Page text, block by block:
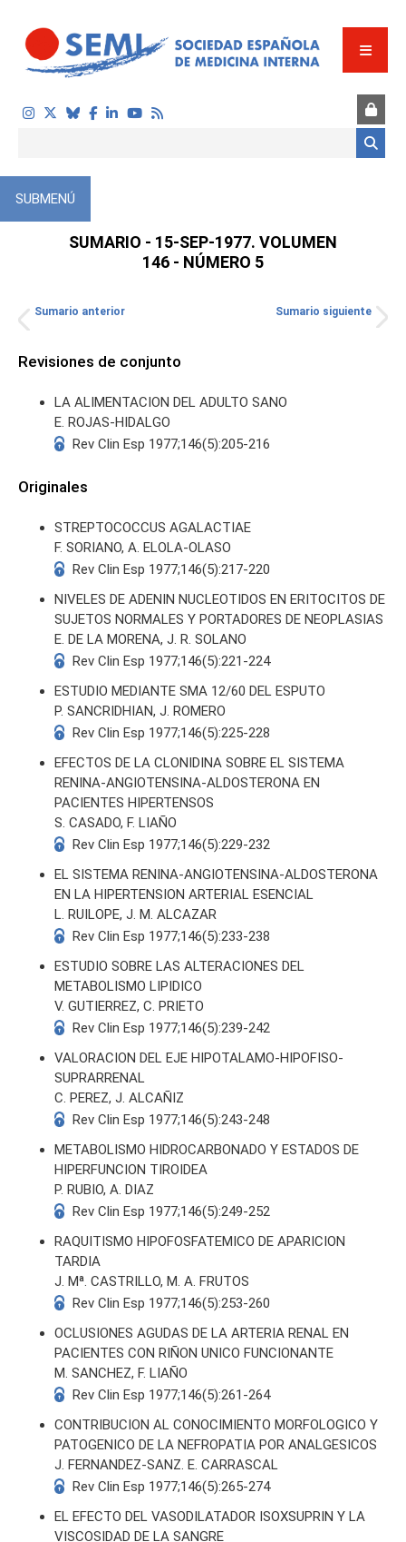
SUMARIO - 15-SEP-1977. VOLUMEN
146 - NÚMERO 5
SUBMENÚ
Sumario anterior Sumario siguiente
Revisiones de conjunto
LA ALIMENTACION DEL ADULTO SANO
E. ROJAS-HIDALGO
Rev Clin Esp 1977;146(5):205-216
Originales
STREPTOCOCCUS AGALACTIAE
F. SORIANO, A. ELOLA-OLASO
Rev Clin Esp 1977;146(5):217-220
NIVELES DE ADENIN NUCLEOTIDOS EN ERITOCITOS DE
SUJETOS NORMALES Y PORTADORES DE NEOPLASIAS
E. DE LA MORENA, J. R. SOLANO
Rev Clin Esp 1977;146(5):221-224
ESTUDIO MEDIANTE SMA 12/60 DEL ESPUTO
P. SANCRIDHIAN, J. ROMERO
Rev Clin Esp 1977;146(5):225-228
EFECTOS DE LA CLONIDINA SOBRE EL SISTEMA
RENINA-ANGIOTENSINA-ALDOSTERONA EN
PACIENTES HIPERTENSOS
S. CASADO, F. LIAÑO
Rev Clin Esp 1977;146(5):229-232
EL SISTEMA RENINA-ANGIOTENSINA-ALDOSTERONA
EN LA HIPERTENSION ARTERIAL ESENCIAL
L. RUILOPE, J. M. ALCAZAR
Rev Clin Esp 1977;146(5):233-238
ESTUDIO SOBRE LAS ALTERACIONES DEL
METABOLISMO LIPIDICO
V. GUTIERREZ, C. PRIETO
Rev Clin Esp 1977;146(5):239-242
VALORACION DEL EJE HIPOTALAMO-HIPOFISO-
SUPRARRENAL
C. PEREZ, J. ALCAÑIZ
Rev Clin Esp 1977;146(5):243-248
METABOLISMO HIDROCARBONADO Y ESTADOS DE
HIPERFUNCION TIROIDEA
P. RUBIO, A. DIAZ
Rev Clin Esp 1977;146(5):249-252
RAQUITISMO HIPOFOSFATEMICO DE APARICION
TARDIA
J. Mª. CASTRILLO, M. A. FRUTOS
Rev Clin Esp 1977;146(5):253-260
OCLUSIONES AGUDAS DE LA ARTERIA RENAL EN
PACIENTES CON RIÑON UNICO FUNCIONANTE
M. SANCHEZ, F. LIAÑO
Rev Clin Esp 1977;146(5):261-264
CONTRIBUCION AL CONOCIMIENTO MORFOLOGICO Y
PATOGENICO DE LA NEFROPATIA POR ANALGESICOS
J. FERNANDEZ-SANZ. E. CARRASCAL
Rev Clin Esp 1977;146(5):265-274
EL EFECTO DEL VASODILATADOR ISOXSUPRIN Y LA
VISCOSIDAD DE LA SANGRE